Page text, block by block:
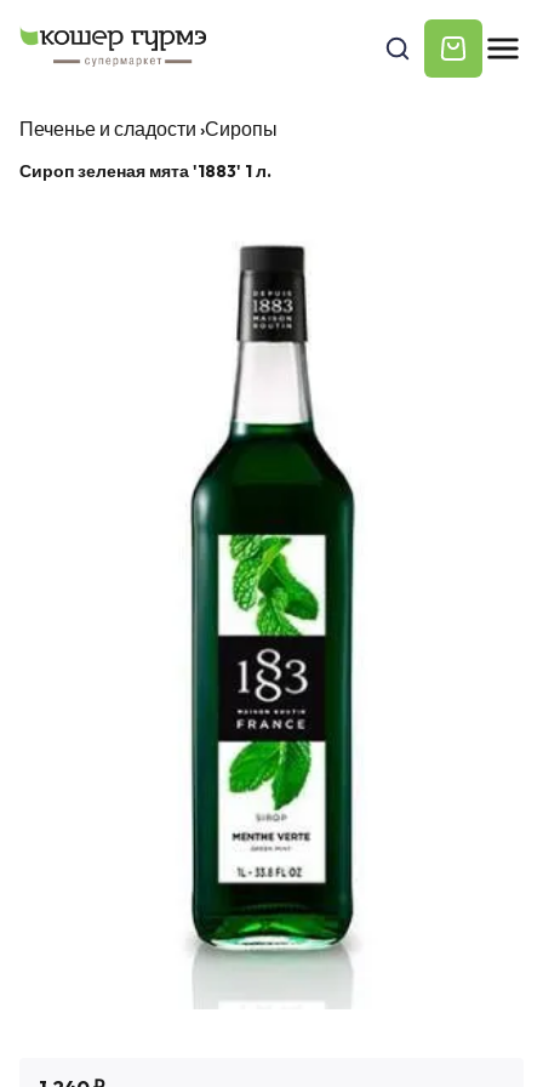
Печенье и сладости ›Сиропы
Сироп зеленая мята '1883' 1 л.